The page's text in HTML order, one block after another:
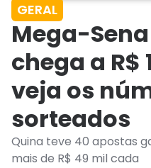
GERAL
Mega-
chega a R$
veja os
sorteados
Quina teve 40 apostas
mais de R$ 49 mil cada